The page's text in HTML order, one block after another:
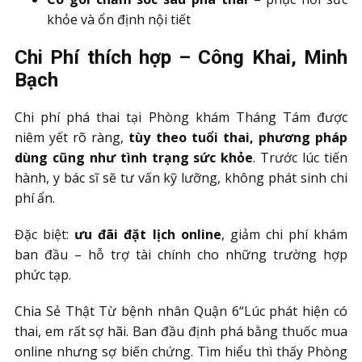
khỏe và ổn định nội tiết
Chi Phí thích hợp – Công Khai, Minh
Bạch
Chi phí phá thai tại Phòng khám Tháng Tám được
niêm yết rõ ràng, tùy theo tuổi thai, phương pháp
dùng cũng như tình trạng sức khỏe. Trước lúc tiến
hành, y bác sĩ sẽ tư vấn kỹ lưỡng, không phát sinh chi
phí ẩn.
Đặc biệt: ưu đãi đặt lịch online, giảm chi phí khám
ban đầu – hỗ trợ tài chính cho những trường hợp
phức tạp.
Chia Sẻ Thật Từ bệnh nhân Quận 6“Lúc phát hiện có
thai, em rất sợ hãi. Ban đầu định phá bằng thuốc mua
online nhưng sợ biến chứng. Tìm hiểu thì thấy Phòng